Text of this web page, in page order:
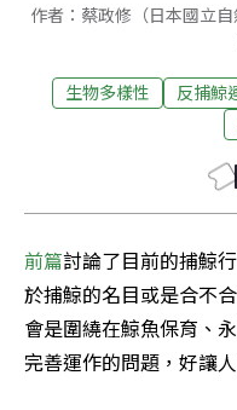
作者：蔡政修（日本國立
生物多樣性 反捕鯨
前篇討論了目前的捕鯨
於捕鯨的名目或是合不
會是圍繞在鯨魚保育、
完善運作的問題，好讓